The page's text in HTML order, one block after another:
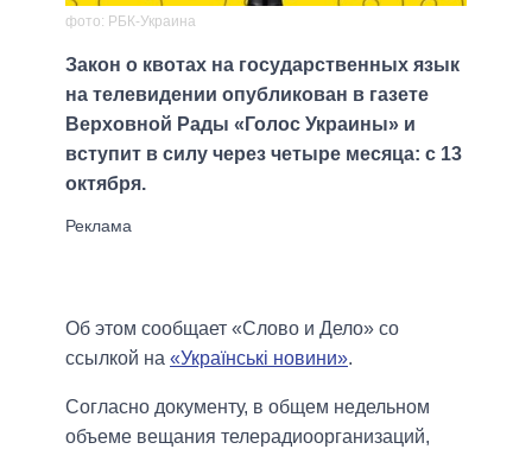
фото: РБК-Украина
Закон о квотах на государственных язык
на телевидении опубликован в газете
Верховной Рады «Голос Украины» и
вступит в силу через четыре месяца: с 13
октября.
Об этом сообщает «Слово и Дело» со
ссылкой на «Українські новини».
Согласно документу, в общем недельном
объеме вещания телерадиоорганизаций,